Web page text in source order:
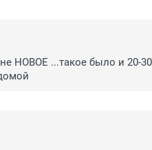
не НОВОЕ ...такое было и 20-